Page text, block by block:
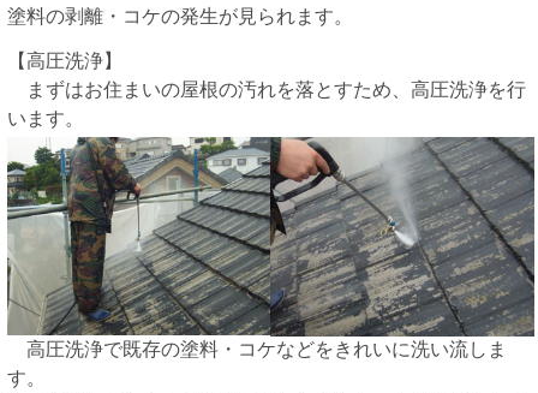
塗料の剥離・コケの発生が見られます。
【高圧洗浄】
まずはお住まいの屋根の汚れを落とすため、高圧洗浄を行
います。
高圧洗浄で既存の塗料・コケなどをきれいに洗い流しま
す。